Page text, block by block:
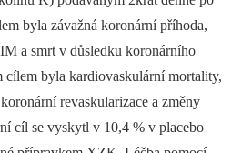
byla závažná koronární příhoda,
a smrt v důsledku koronárního
cílem byla kardiovaskulární mortality,
revaskularizace a změny
cíl se vyskytl v 10,4 % v placebo